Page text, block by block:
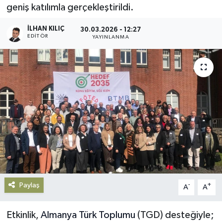
geniş katılımla gerçekleştirildi.
İLHAN KILIÇ
EDITÖR
30.03.2026 - 12:27
YAYINLANMA
Paylaş A- A+
Etkinlik, Almanya Türk Toplumu (TGD) desteğiyle;
Haberde İnsan
Kültür-Sanat
Magazin
Podcast
Politika
Sağlık
Siyaset